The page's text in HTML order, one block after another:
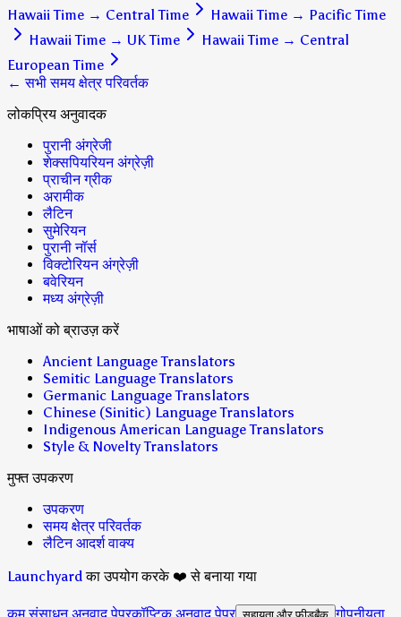
Hawaii Time → Central Time Hawaii Time → Pacific Time
Hawaii Time → UK Time Hawaii Time → Central
European Time
← सभी समय क्षेत्र परिवर्तक
लोकप्रिय अनुवादक
पुरानी अंग्रेजी
शेक्सपियरियन अंग्रेज़ी
प्राचीन ग्रीक
अरामीक
लैटिन
सुमेरियन
पुरानी नॉर्स
विक्टोरियन अंग्रेज़ी
बवेरियन
मध्य अंग्रेज़ी
भाषाओं को ब्राउज़ करें
Ancient Language Translators
Semitic Language Translators
Germanic Language Translators
Chinese (Sinitic) Language Translators
Indigenous American Language Translators
Style & Novelty Translators
मुफ्त उपकरण
उपकरण
समय क्षेत्र परिवर्तक
लैटिन आदर्श वाक्य
Launchyardका उपयोग करके ❤️ से बनाया गया